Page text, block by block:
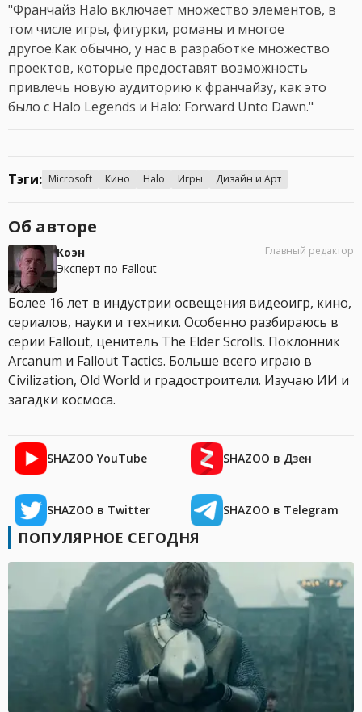
"Франчайз Halo включает множество элементов, в
том числе игры, фигурки, романы и многое
другое.Как обычно, у нас в разработке множество
проектов, которые предоставят возможность
привлечь новую аудиторию к франчайзу, как это
было с Halo Legends и Halo: Forward Unto Dawn."
Тэги: Microsoft Кино Halo Игры Дизайн и Арт
Об авторе
Коэн
Эксперт по Fallout
Главный редактор
Более 16 лет в индустрии освещения видеоигр, кино,
сериалов, науки и техники. Особенно разбираюсь в
серии Fallout, ценитель The Elder Scrolls. Поклонник
Arcanum и Fallout Tactics. Больше всего играю в
Civilization, Old World и градостроители. Изучаю ИИ и
загадки космоса.
SHAZOO YouTube SHAZOO в Дзен
SHAZOO в Twitter SHAZOO в Telegram
ПОПУЛЯРНОЕ СЕГОДНЯ